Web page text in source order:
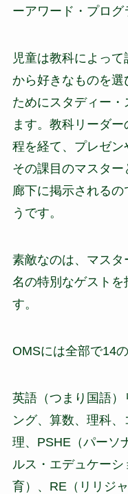
ーアワード・プログ
児童は教科によっ
から好きなものを
ためにスタディー
ます。教科リーダ
程を経て、プレゼ
その課目のマスタ
廊下に掲示されるの
うです。
素敵なのは、マスタ
名の特別なゲスト
す。
OMSには全部で14
英語（つまり国語）
ング、算数、理科
理、PSHE（パーソ
ルス・エデュケー
育）、RE（リリジ